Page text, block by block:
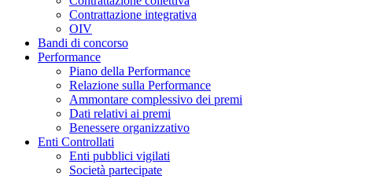
Contrattazione integrativa
OIV
Bandi di concorso
Performance
Piano della Performance
Relazione sulla Performance
Ammontare complessivo dei premi
Dati relativi ai premi
Benessere organizzativo
Enti Controllati
Enti pubblici vigilati
Società partecipate